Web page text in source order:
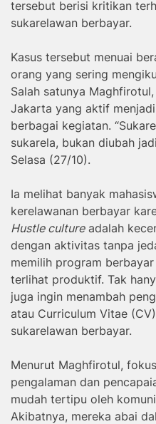
tersebut berisi kritikan
sukarelawan berbayar.
Kasus tersebut menuai
orang yang sering
Salah satunya
Jakarta yang aktif
berbagai kegiatan.
sukarela, bukan diubah
Selasa (27/10).
Ia melihat banyak
kerelawanan berbayar
Hustle cultureadalah
dengan aktivitas tanpa
memilih program
terlihat produktif. Tak
juga ingin menambah
atau Curriculum Vitae
sukarelawan berbayar.
Menurut Maghfirotul,
pengalaman dan
mudah tertipu oleh
Akibatnya, mereka abai